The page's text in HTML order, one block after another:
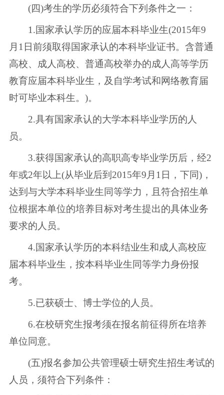
(四)考生的学历必须符合下列条件之一：
1.国家承认学历的应届本科毕业生(2015年9
月1日前须取得国家承认的本科毕业证书。含普通
高校、成人高校、普通高校举办的成人高等学历
教育应届本科毕业生，及自学考试和网络教育届
时可毕业本科生。)。
2.具有国家承认的大学本科毕业学历的人
员。
3.获得国家承认的高职高专毕业学历后，经2
年或2年以上(从毕业后到2015年9月1日，下同)，
达到与大学本科毕业生同等学力，且符合招生单
位根据本单位的培养目标对考生提出的具体业务
要求的人员。
4.国家承认学历的本科结业生和成人高校应
届本科毕业生，按本科毕业生同等学力身份报
考。
5.已获硕士、博士学位的人员。
6.在校研究生报考须在报名前征得所在培养
单位同意。
(五)报名参加公共管理硕士研究生招生考试的
人员，须符合下列条件：